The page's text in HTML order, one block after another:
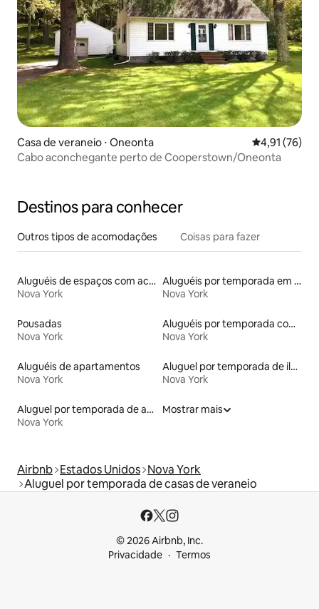
Casa de veraneio ⋅ Oneonta 4,91 de uma
4,91 (76)
Cabo aconchegante perto de Cooperstown/Oneonta
Destinos para conhecer
Outros tipos de acomodações Coisas para fazer
Aluguéis de espaços com acesso direto a pistas de esqui
Nova York
Aluguéis por temporada em resorts
Nova York
Pousadas
Nova York
Aluguéis por temporada com café da manhã
Nova York
Aluguéis de apartamentos
Nova York
Aluguel por temporada de ilhas
Nova York
Aluguel por temporada de apart-hotéis
Nova York
Mostrar mais
Airbnb Estados Unidos Nova York
Aluguel por temporada de casas de veraneio
© 2026 Airbnb, Inc.
Privacidade
Termos